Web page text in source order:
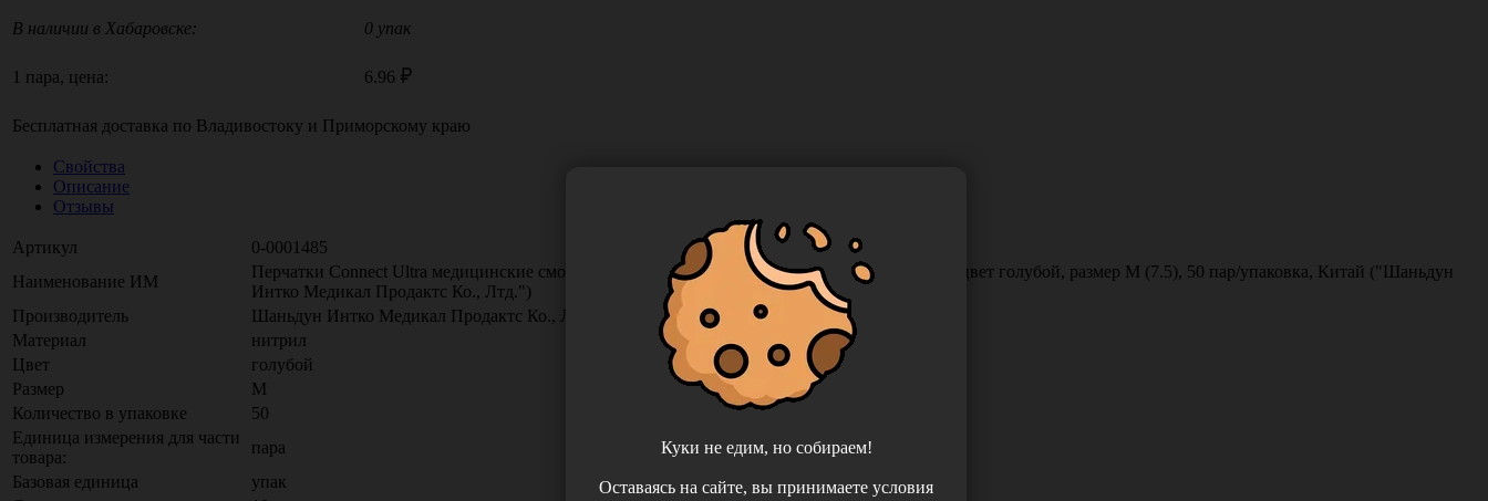
В наличии в Хабаровске: 0 упак
1 пара, цена: 6.96
Бесплатная доставка по Владивостоку и Приморскому краю
Свойства
Описание
Отзывы
Артикул
0-0001485
Наименование ИМ
Перчатки Connect Ultra медицинские смотровые нитриловые, неопудренные, нестерильные, цвет голубой, размер M (7.5), 50 пар/упаковка, Китай ("Шаньдун
Интко Медикал Продактс Ко., Лтд.")
Производитель
Шаньдун Интко Медикал Продактс Ко., Лтд., Китай
Материал
нитрил
Цвет
голубой
Размер
M
Количество в упаковке
50
Единица измерения для части
товара:
пара
Базовая единица
упак
Куки не едим, но собираем!
Оставаясь на сайте, вы принимаете условия